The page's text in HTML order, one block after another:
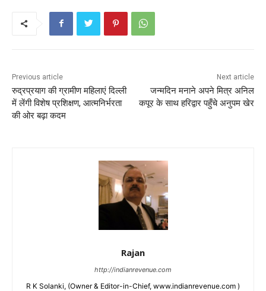
Previous article
रुद्रप्रयाग की ग्रामीण महिलाएं दिल्ली
में लेंगी विशेष प्रशिक्षण, आत्मनिर्भरता
की ओर बढ़ा कदम
Next article
जन्मदिन मनाने अपने मित्र अनिल
कपूर के साथ हरिद्वार पहुँचे अनुपम खेर
Rajan
http://indianrevenue.com
R K Solanki, (Owner & Editor-in-Chief, www.indianrevenue.com )